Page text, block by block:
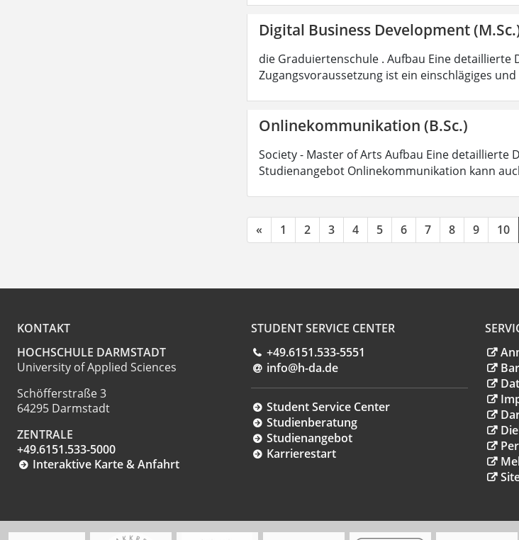
Digital Business Development
die Graduiertenschule . Aufbau Eine
Zugangsvoraussetzung ist ein einschlägiges
Onlinekommunikation (B.Sc.)
Society - Master of Arts Aufbau Eine detaillierte
Studienangebot Onlinekommunikation kann
« 1 2 3 4 5 6 7 8 9 10
KONTAKT
HOCHSCHULE DARMSTADT
University of Applied Sciences
Schöfferstraße 3
64295 Darmstadt
ZENTRALE
+49.6151.533-5000
Interaktive Karte & Anfahrt
STUDENT SERVICE CENTER
+49.6151.533-5551
info@h-da.de
Student Service Center
Studienberatung
Studienangebot
Karrierestart